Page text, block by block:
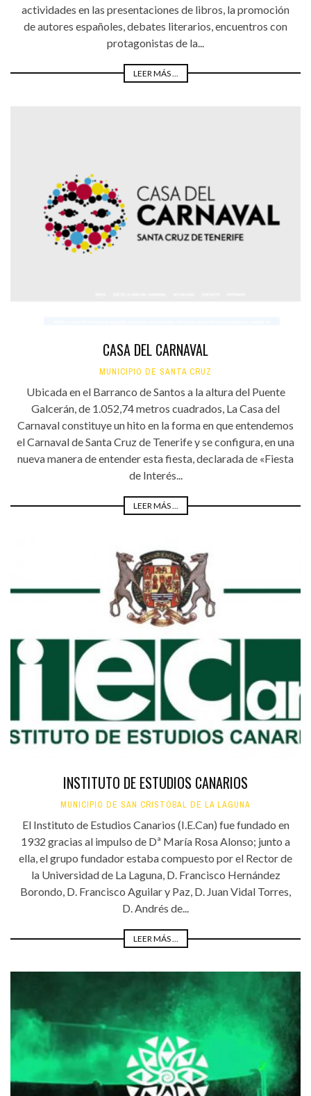
actividades en las presentaciones de libros, la promoción
de autores españoles, debates literarios, encuentros con
protagonistas de la...
LEER MÁS ...
CASA DEL CARNAVAL
MUNICIPIO DE SANTA CRUZ
Ubicada en el Barranco de Santos a la altura del Puente
Galcerán, de 1.052,74 metros cuadrados, La Casa del
Carnaval constituye un hito en la forma en que entendemos
el Carnaval de Santa Cruz de Tenerife y se configura, en una
nueva manera de entender esta fiesta, declarada de «Fiesta
de Interés...
LEER MÁS ...
INSTITUTO DE ESTUDIOS CANARIOS
MUNICIPIO DE SAN CRISTÓBAL DE LA LAGUNA
El Instituto de Estudios Canarios (I.E.Can) fue fundado en
1932 gracias al impulso de Dª María Rosa Alonso; junto a
ella, el grupo fundador estaba compuesto por el Rector de
la Universidad de La Laguna, D. Francisco Hernández
Borondo, D. Francisco Aguilar y Paz, D. Juan Vidal Torres,
D. Andrés de...
LEER MÁS ...